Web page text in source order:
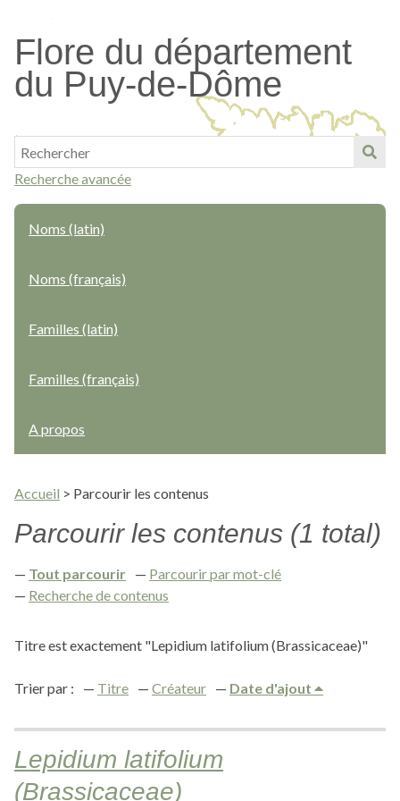
contenu
principal
Flore du département
du Puy-de-Dôme
Recherche avancée
Noms (latin)
Noms (français)
Familles (latin)
Familles (français)
A propos
Accueil > Parcourir les contenus
Parcourir les contenus (1 total)
Tout parcourir
Parcourir par mot-clé
Recherche de contenus
Titre est exactement "Lepidium latifolium (Brassicaceae)"
Trier par : Titre Créateur Date d'ajout
Lepidium latifolium
(Brassicaceae)